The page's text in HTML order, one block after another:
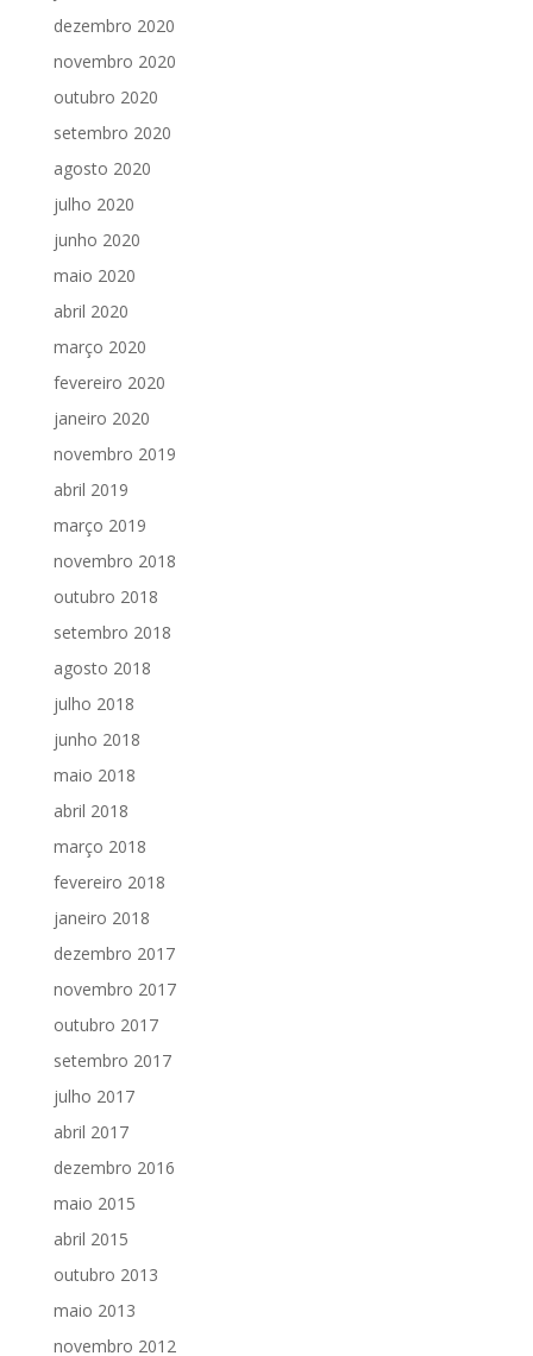
dezembro 2020
novembro 2020
outubro 2020
setembro 2020
agosto 2020
julho 2020
junho 2020
maio 2020
abril 2020
março 2020
fevereiro 2020
janeiro 2020
novembro 2019
abril 2019
março 2019
novembro 2018
outubro 2018
setembro 2018
agosto 2018
julho 2018
junho 2018
maio 2018
abril 2018
março 2018
fevereiro 2018
janeiro 2018
dezembro 2017
novembro 2017
outubro 2017
setembro 2017
julho 2017
abril 2017
dezembro 2016
maio 2015
abril 2015
outubro 2013
maio 2013
novembro 2012